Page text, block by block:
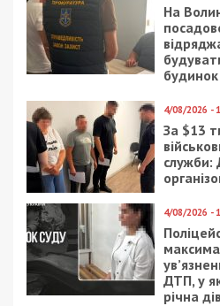
Следующая статья:
$100 тисяч за
військовий готував
ГОЛОВНЕ ЗА ДЕНЬ
10/08/2024 - 8:54
Від вечора й до ранку